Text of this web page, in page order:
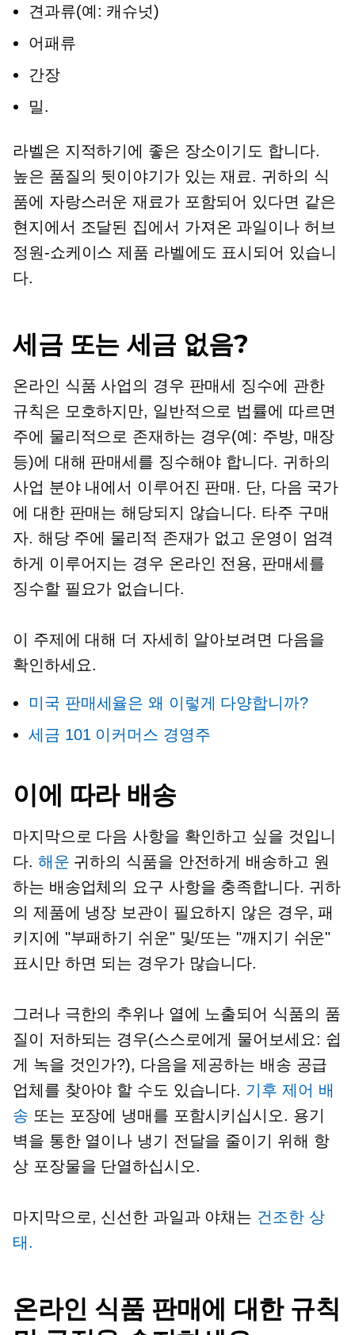
견과류(예: 캐슈넛)
어패류
간장
밀.
라벨은 지적하기에 좋은 장소이기도 합니다.
높은 품질의 뒷이야기가 있는 재료. 귀하의 식
품에 자랑스러운 재료가 포함되어 있다면 같은
현지에서 조달된 집에서 가져온 과일이나 허브
정원-쇼케이스 제품 라벨에도 표시되어 있습니
다.
세금 또는 세금 없음?
온라인 식품 사업의 경우 판매세 징수에 관한
규칙은 모호하지만, 일반적으로 법률에 따르면
주에 물리적으로 존재하는 경우(예: 주방, 매장
등)에 대해 판매세를 징수해야 합니다. 귀하의
사업 분야 내에서 이루어진 판매. 단, 다음 국가
에 대한 판매는 해당되지 않습니다. 타주 구매
자. 해당 주에 물리적 존재가 없고 운영이 엄격
하게 이루어지는 경우 온라인 전용, 판매세를
징수할 필요가 없습니다.
이 주제에 대해 더 자세히 알아보려면 다음을
확인하세요.
미국 판매세율은 왜 이렇게 다양합니까?
세금 101 이커머스 경영주
이에 따라 배송
마지막으로 다음 사항을 확인하고 싶을 것입니
다. 해운 귀하의 식품을 안전하게 배송하고 원
하는 배송업체의 요구 사항을 충족합니다. 귀하
의 제품에 냉장 보관이 필요하지 않은 경우, 패
키지에 "부패하기 쉬운" 및/또는 "깨지기 쉬운"
표시만 하면 되는 경우가 많습니다.
그러나 극한의 추위나 열에 노출되어 식품의 품
질이 저하되는 경우(스스로에게 물어보세요: 쉽
게 녹을 것인가?), 다음을 제공하는 배송 공급
업체를 찾아야 할 수도 있습니다. 기후 제어 배
송 또는 포장에 냉매를 포함시키십시오. 용기
벽을 통한 열이나 냉기 전달을 줄이기 위해 항
상 포장물을 단열하십시오.
마지막으로, 신선한 과일과 야채는 건조한 상
태.
온라인 식품 판매에 대한 규칙